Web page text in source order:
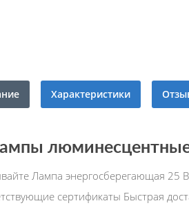
Характеристики
люминесцентные
Лампа энергосберегающая 25
сертификаты Быстрая